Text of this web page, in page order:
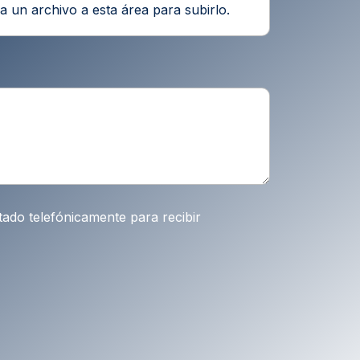
un archivo a esta área para subirlo.
telefónicamente para recibir